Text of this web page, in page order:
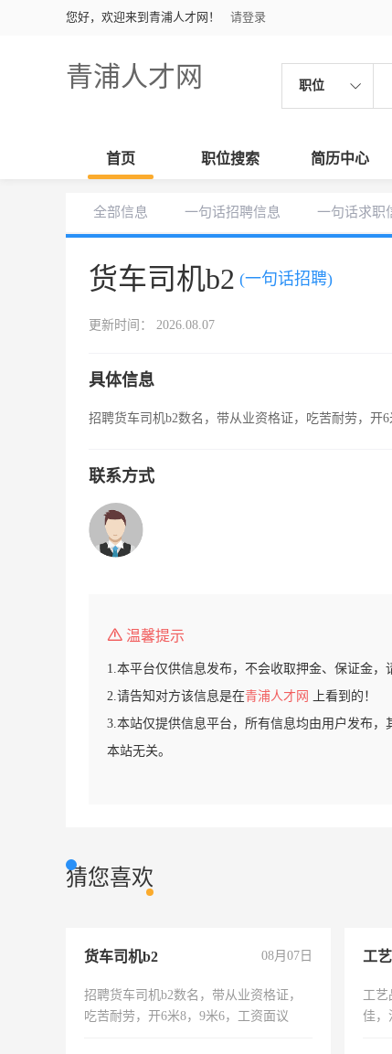
您好，欢迎来到青浦人才网！ 请登录
青浦人才网 职位
首页 职位搜索 简历中心
全部信息 一句话招聘信息 一句话求职
货车司机b2 (一句话招聘)
更新时间： 2026.08.07
具体信息
招聘货车司机b2数名，带从业资格证，吃苦耐劳，开
联系方式
温馨提示
1.本平台仅供信息发布，不会收取押金、保证金，
2.请告知对方该信息是在青浦人才网
上看到的！
3.本站仅提供信息平台，所有信息均由用户发布
本站无关。
猜您喜欢
货车司机b2 08月07日
招聘货车司机b2数名，带从业资格证，
吃苦耐劳，开6米8，9米6，工资面议
工
工艺
佳，